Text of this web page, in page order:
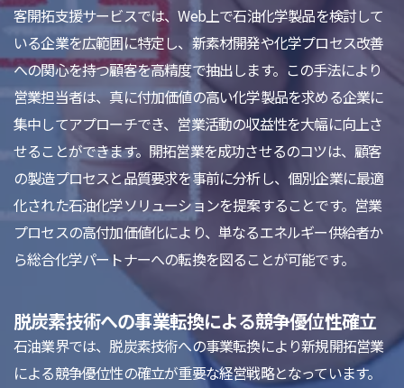
客開拓支援サービスでは、Web上で石油化学製品を検討して
いる企業を広範囲に特定し、新素材開発や化学プロセス改善
への関心を持つ顧客を高精度で抽出します。この手法により
営業担当者は、真に付加価値の高い化学製品を求める企業に
集中してアプローチでき、営業活動の収益性を大幅に向上さ
せることができます。開拓営業を成功させるのコツは、顧客
の製造プロセスと品質要求を事前に分析し、個別企業に最適
化された石油化学ソリューションを提案することです。営業
プロセスの高付加価値化により、単なるエネルギー供給者か
ら総合化学パートナーへの転換を図ることが可能です。
脱炭素技術への事業転換による競争優位性確立
石油業界では、脱炭素技術への事業転換により新規開拓営業
による競争優位性の確立が重要な経営戦略となっています。